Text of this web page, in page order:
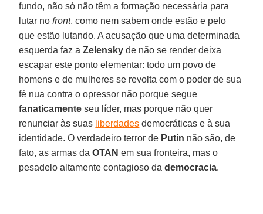
fundo, não só não têm a formação necessária para
lutar nofront, como nem sabem onde estão e pelo
que estão lutando. A acusação que uma determinada
esquerda faz aZelensky de não se render deixa
escapar este ponto elementar: todo um povo de
homens e de mulheres se revolta com o poder de sua
fé nua contra o opressor não porque segue
fanaticamente seu líder, mas porque não quer
renunciar às suas liberdades democráticas e à sua
identidade. O verdadeiro terror de Putin não são, de
fato, as armas daOTAN em sua fronteira, mas o
pesadelo altamente contagioso dademocracia.